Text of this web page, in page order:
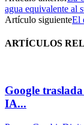
agua equivalente al
Artículo siguienteEl
ARTÍCULOS
Google
IA...